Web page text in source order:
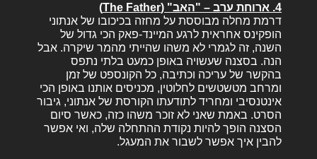
4. ארוחת ערב – "האב" (The Father)
דרמת מחלה מבוססת על מחזה בכיכובו של אנתוני
הופקינס אחראית לרגע המיינד-פאק הכי גדול של
השנה, זה לגמרי לא משהו שהייתי מהמר שיקרה. אבל
הנה. בסצנה שעשויה באופן כמעט בלתי נתפס
בהקשר של עריכה וכתיבה, כל הקונספט של זמן
ומרחב מטשטשים לחלוטין, מכניסים אותנו באופן הכי
אינטנסיבי ומחריד לתודעתו הקורסת של אנתוני, גיבור
הסרט. באמת שאני לא זוכר משהו כזה, כאשר סיום
הסצנה הופך להיות נקודת ההתחלה שלה, ואי אפשר
להבין איך אפשר לשבור את המעגל.